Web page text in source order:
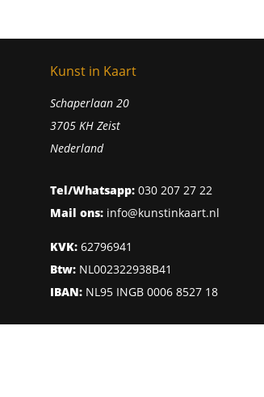
Kunst in Kaart
Schaperlaan 20
3705 KH Zeist
Nederland
Tel/Whatsapp: 030 207 27 22
Mail ons: info@kunstinkaart.nl
KVK: 62796941
Btw: NL002322938B41
IBAN: NL95 INGB 0006 8527 18